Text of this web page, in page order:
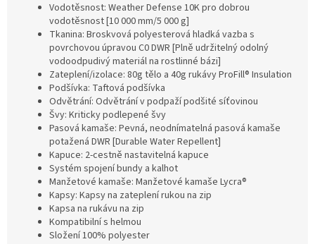
Vodotěsnost: Weather Defense 10K pro dobrou
vodotěsnost [10 000 mm/5 000 g]
Tkanina: Broskvová polyesterová hladká vazba s
povrchovou úpravou C0 DWR [Plně udržitelný odolný
vodoodpudivý materiál na rostlinné bázi]
Zateplení/izolace: 80g tělo a 40g rukávy ProFill® Insulation
Podšívka: Taftová podšívka
Odvětrání: Odvětrání v podpaží podšité síťovinou
Švy: Kriticky podlepené švy
Pasová kamaše: Pevná, neodnímatelná pasová kamaše
potažená DWR [Durable Water Repellent]
Kapuce: 2-cestně nastavitelná kapuce
Systém spojení bundy a kalhot
Manžetové kamaše: Manžetové kamaše Lycra®
Kapsy: Kapsy na zateplení rukou na zip
Kapsa na rukávu na zip
Kompatibilní s helmou
Složení 100% polyester